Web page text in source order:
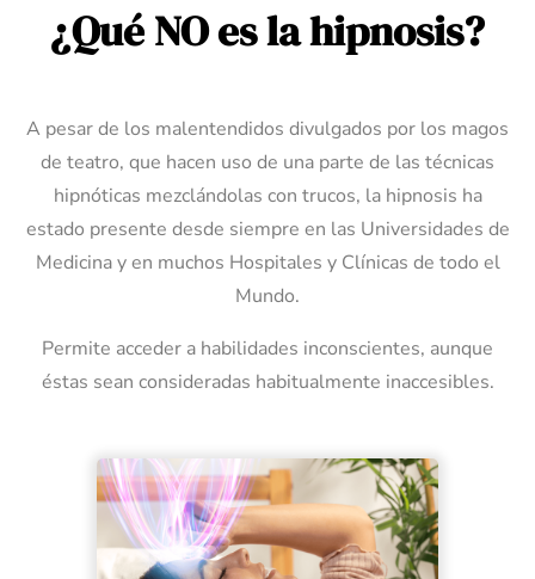
¿Qué NO es la hipnosis?
A pesar de los malentendidos divulgados por los magos
de teatro, que hacen uso de una parte de las técnicas
hipnóticas mezclándolas con trucos, la hipnosis ha
estado presente desde siempre en las Universidades de
Medicina y en muchos Hospitales y Clínicas de todo el
Mundo.
Permite acceder a habilidades inconscientes, aunque
éstas sean consideradas habitualmente inaccesibles.